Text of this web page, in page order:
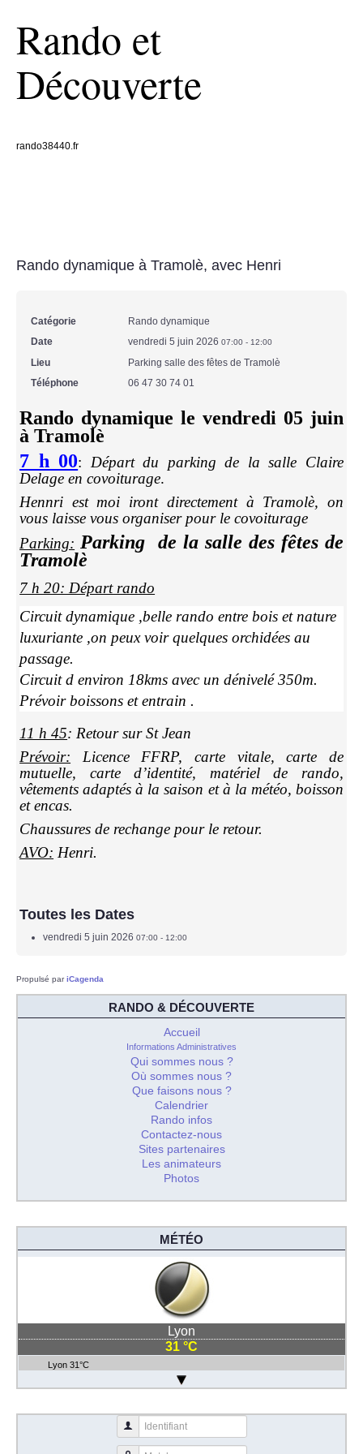
Rando et
Découverte
rando38440.fr
Rando dynamique à Tramolè, avec Henri
Catégorie
Rando dynamique
Date
vendredi 5 juin 2026 07:00 - 12:00
Lieu
Parking salle des fêtes de Tramolè
Téléphone
06 47 30 74 01
Rando dynamique le vendredi 05 juin
à Tramolè
7 h 00: Départ du parking de la salle Claire
Delage en covoiturage.
Hennri est moi iront directement à Tramolè, on
vous laisse vous organiser pour le covoiturage
Parking: Parking de la salle des fêtes de
Tramolè
7 h 20: Départ rando
Circuit dynamique ,belle rando entre bois et nature
luxuriante ,on peux voir quelques orchidées au
passage.
Circuit d environ 18kms avec un dénivelé 350m.
Prévoir boissons et entrain .
11 h 45: Retour sur St Jean
Prévoir: Licence FFRP, carte vitale, carte de
mutuelle, carte d’identité, matériel de rando,
vêtements adaptés à la saison et à la météo, boisson
et encas.
Chaussures de rechange pour le retour.
AVO: Henri.
Toutes les Dates
vendredi 5 juin 2026 07:00 - 12:00
Propulsé pariCagenda
RANDO & DÉCOUVERTE
Accueil
Informations Administratives
Qui sommes nous ?
Où sommes nous ?
Que faisons nous ?
Calendrier
Rando infos
Contactez-nous
Sites partenaires
Les animateurs
Photos
MÉTÉO
Lyon
31 °C
Lyon 31°C
Identifiant